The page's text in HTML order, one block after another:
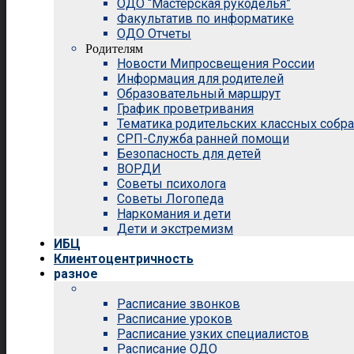
ОДО “Мастерская рукоделья”
Факультатив по информатике
ОДО Отчеты
Родителям
Новости Мипросвещения России
Информация для родителей
Образовательный маршрут
График проветривания
Тематика родительских классных
СРП-Служба ранней помощи
Безопасность для детей
ВОРДИ
Советы психолога
Советы Логопеда
Наркомания и дети
Дети и экстремизм
ИБЦ
Клиентоцентричность
разное
Расписание звонков
Расписание уроков
Расписание узких специалистов
Расписание ОДО